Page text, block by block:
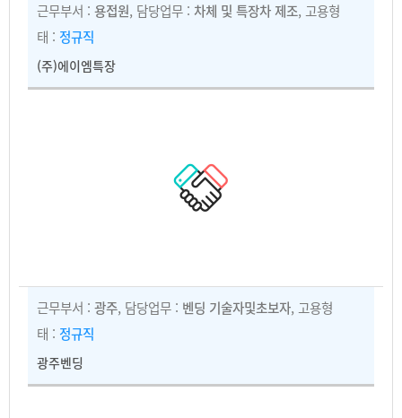
근무부서 : 용접원, 담당업무 : 차체 및 특장차 제조, 고용형
태 : 정규직
(주)에이엠특장
근무부서 : 광주, 담당업무 : 벤딩 기술자및초보자, 고용형
태 : 정규직
광주벤딩